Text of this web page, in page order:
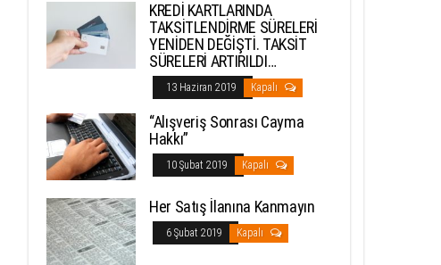
KREDİ KARTLARINDA
TAKSİTLENDİRME SÜRELERİ
YENİDEN DEĞİŞTİ. TAKSİT
SÜRELERİ ARTIRILDI…
13 Haziran 2019 Kapalı
“Alışveriş Sonrası Cayma
Hakkı”
10 Şubat 2019 Kapalı
Her Satış İlanına Kanmayın
6 Şubat 2019 Kapalı